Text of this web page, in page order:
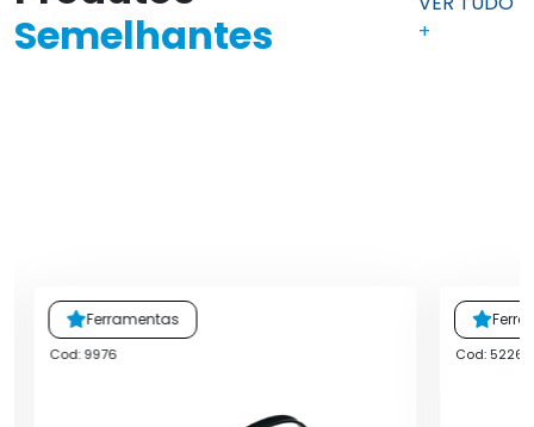
Semelhantes
+
Ferramentas
Cod: 9976 Cod: 5226